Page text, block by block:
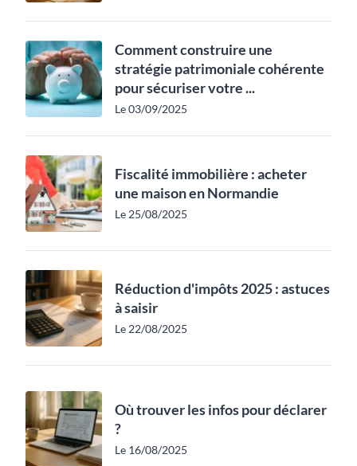
Comment construire une
stratégie patrimoniale cohérente
pour sécuriser votre ...
Le 03/09/2025
Fiscalité immobilière : acheter
une maison en Normandie
Le 25/08/2025
Réduction d'impôts 2025 : astuces
à saisir
Le 22/08/2025
Où trouver les infos pour déclarer
?
Le 16/08/2025